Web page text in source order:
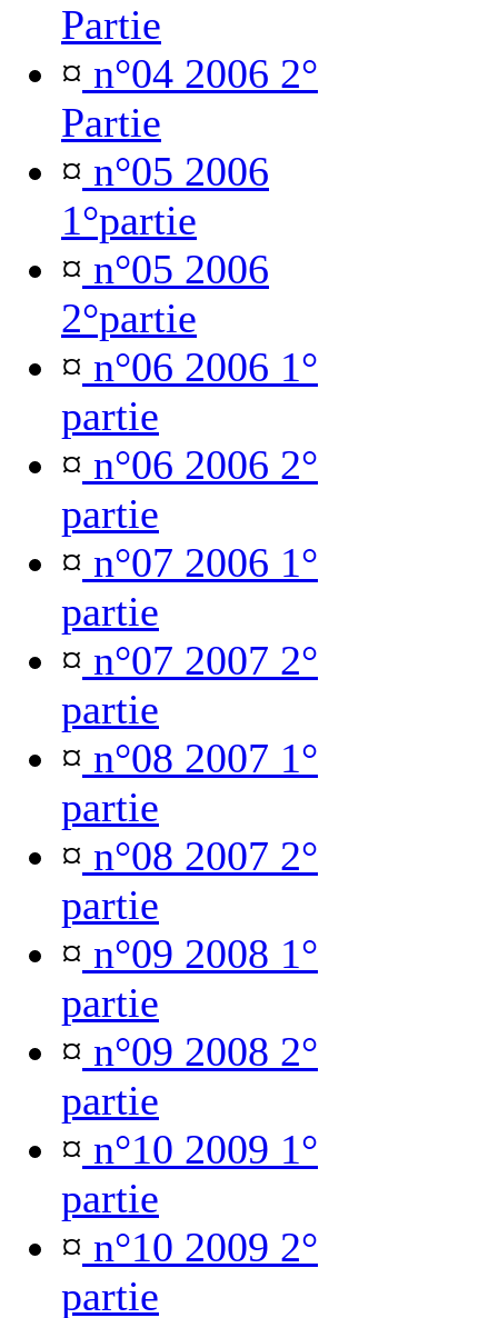
Partie
¤ n°04 2006 2°
Partie
¤ n°05 2006
1°partie
¤ n°05 2006
2°partie
¤ n°06 2006 1°
partie
¤ n°06 2006 2°
partie
¤ n°07 2006 1°
partie
¤ n°07 2007 2°
partie
¤ n°08 2007 1°
partie
¤ n°08 2007 2°
partie
¤ n°09 2008 1°
partie
¤ n°09 2008 2°
partie
¤ n°10 2009 1°
partie
¤ n°10 2009 2°
partie